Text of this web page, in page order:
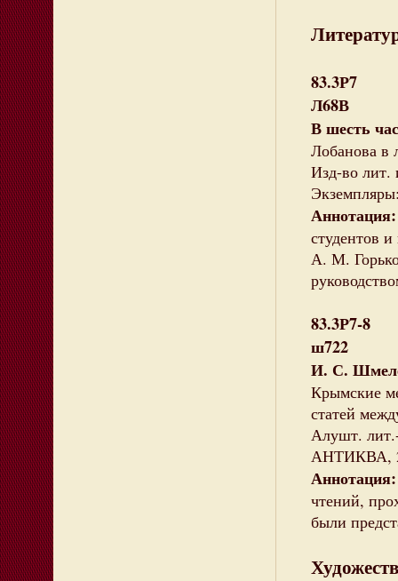
83.3Р7
Л68В
В шесть
Лобанова в
Изд-во лит.
Аннотация:
студентов
А. М.
83.3Р7-8
ш722
И. С.
Крымские
статей
Алушт.
АНТИКВА,
Аннотация:
чтений,
были